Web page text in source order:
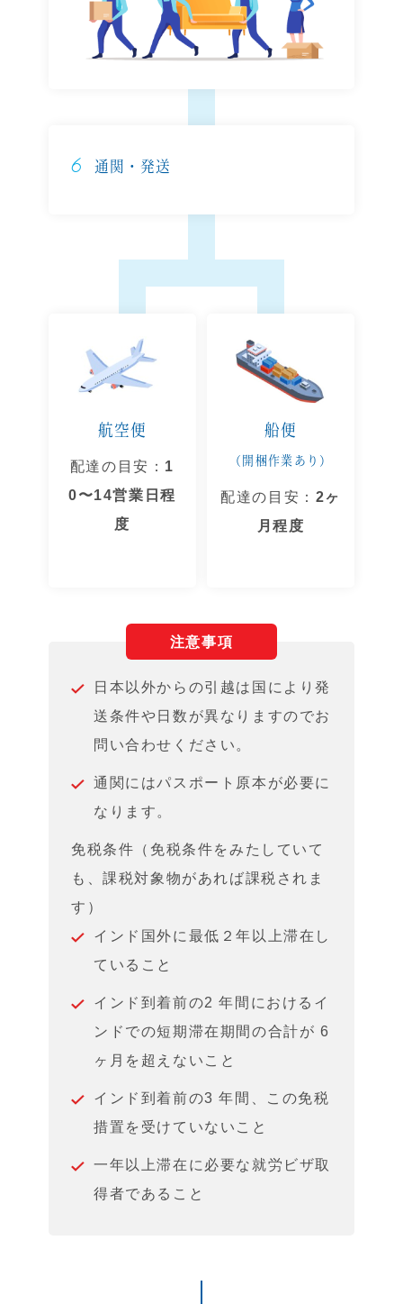
6 通関・発送
航空便
配達の目安： 1
0〜14営業日程
度
船便
（開梱作業あり）
配達の目安： 2ヶ
月程度
注意事項
日本以外からの引越は国により発
送条件や日数が異なりますのでお
問い合わせください。
通関にはパスポート原本が必要に
なります。
免税条件（免税条件をみたしていて
も、課税対象物があれば課税されま
す）
インド国外に最低２年以上滞在し
ていること
インド到着前の2 年間におけるイ
ンドでの短期滞在期間の合計が 6
ヶ月を超えないこと
インド到着前の3 年間、この免税
措置を受けていないこと
一年以上滞在に必要な就労ビザ取
得者であること